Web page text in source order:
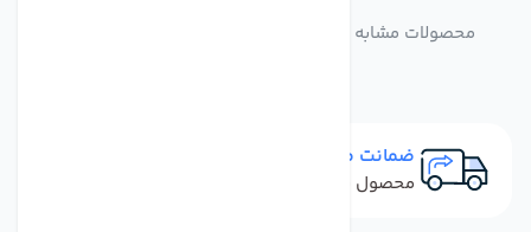
محصولات مشابه سوییچ فشار بالا تصفیه کننده آب تایوان
ضمانت مرجوعی
محصول نباید آسیب دیده باشد